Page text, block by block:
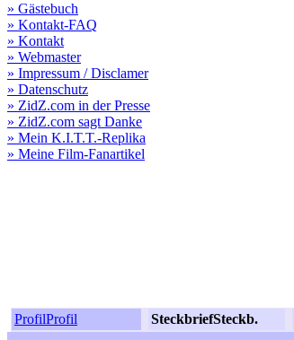
» Gästebuch
» Kontakt-FAQ
» Kontakt
» Webmaster
» Impressum / Disclamer
» Datenschutz
» ZidZ.com in der Presse
» ZidZ.com sagt Danke
» Mein K.I.T.T.-Replika
» Meine Film-Fanartikel
ProfilProfil SteckbriefSteckb.